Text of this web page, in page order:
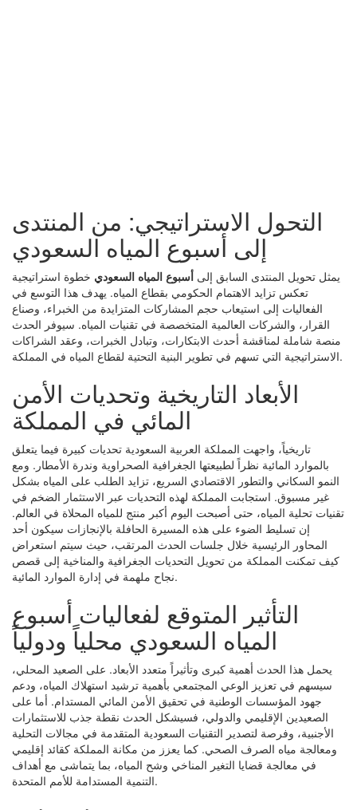
التحول الاستراتيجي: من المنتدى
إلى أسبوع المياه السعودي
يمثل تحويل المنتدى السابق إلى أسبوع المياه السعودي خطوة استراتيجية
تعكس تزايد الاهتمام الحكومي بقطاع المياه. يهدف هذا التوسع في
الفعاليات إلى استيعاب حجم المشاركات المتزايدة من الخبراء، وصناع
القرار، والشركات العالمية المتخصصة في تقنيات المياه. سيوفر الحدث
منصة شاملة لمناقشة أحدث الابتكارات، وتبادل الخبرات، وعقد الشراكات
الاستراتيجية التي تسهم في تطوير البنية التحتية لقطاع المياه في المملكة.
الأبعاد التاريخية وتحديات الأمن
المائي في المملكة
تاريخياً، واجهت المملكة العربية السعودية تحديات كبيرة فيما يتعلق
بالموارد المائية نظراً لطبيعتها الجغرافية الصحراوية وندرة الأمطار. ومع
النمو السكاني والتطور الاقتصادي السريع، تزايد الطلب على المياه بشكل
غير مسبوق. استجابت المملكة لهذه التحديات عبر الاستثمار الضخم في
تقنيات تحلية المياه، حتى أصبحت اليوم أكبر منتج للمياه المحلاة في العالم.
إن تسليط الضوء على هذه المسيرة الحافلة بالإنجازات سيكون أحد
المحاور الرئيسية خلال جلسات الحدث المرتقب، حيث سيتم استعراض
كيف تمكنت المملكة من تحويل التحديات الجغرافية والمناخية إلى قصص
نجاح ملهمة في إدارة الموارد المائية.
التأثير المتوقع لفعاليات أسبوع
المياه السعودي محلياً ودولياً
يحمل هذا الحدث أهمية كبرى وتأثيراً متعدد الأبعاد. على الصعيد المحلي،
سيسهم في تعزيز الوعي المجتمعي بأهمية ترشيد استهلاك المياه، ودعم
جهود المؤسسات الوطنية في تحقيق الأمن المائي المستدام. أما على
الصعيدين الإقليمي والدولي، فسيشكل الحدث نقطة جذب للاستثمارات
الأجنبية، وفرصة لتصدير التقنيات السعودية المتقدمة في مجالات التحلية
ومعالجة مياه الصرف الصحي. كما يعزز من مكانة المملكة كقائد إقليمي
في معالجة قضايا التغير المناخي وشح المياه، بما يتماشى مع أهداف
التنمية المستدامة للأمم المتحدة.